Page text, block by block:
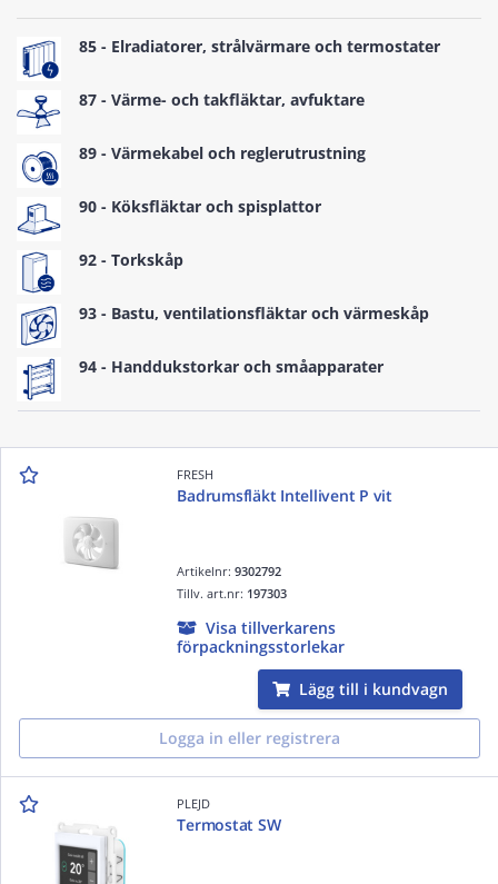
85 - Elradiatorer, strålvärmare och termostater
87 - Värme- och takfläktar, avfuktare
89 - Värmekabel och reglerutrustning
90 - Köksfläktar och spisplattor
92 - Torkskåp
93 - Bastu, ventilationsfläktar och värmeskåp
94 - Handdukstorkar och småapparater
FRESH
Badrumsfläkt Intellivent P vit
Artikelnr:9302792
Tillv. art.nr: 197303
Visa tillverkarens
förpackningsstorlekar
Lägg till i kundvagn
Logga in eller registrera
PLEJD
Termostat SW